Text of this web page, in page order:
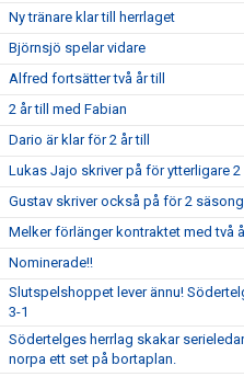
Ny tränare klar till herrlaget
Björnsjö spelar vidare
Alfred fortsätter två år till
2 år till med Fabian
Dario är klar för 2 år till
Lukas Jajo skriver på för ytterligare 2
Gustav skriver också på för 2
Melker förlänger kontraktet med två
Nominerade!!
Slutspelshoppet lever ännu!
3-1
Södertelges herrlag skakar
norpa ett set på bortaplan.